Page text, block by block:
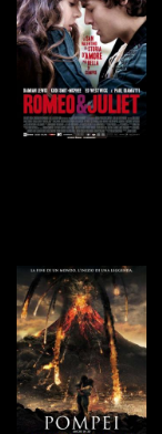
VAI ALLA SCHEDA